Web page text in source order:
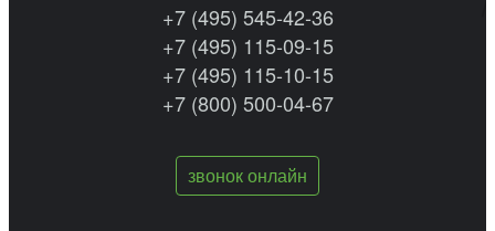
+7 (495) 545-42-36
+7 (495) 115-09-15
+7 (495) 115-10-15
+7 (800) 500-04-67
звонок онлайн